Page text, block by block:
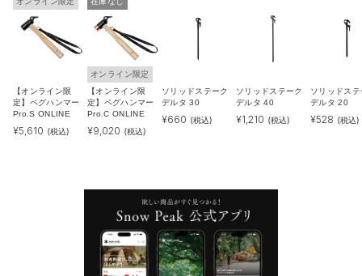
【オンライン限
定】ペグハンマー
Pro.S ONLINE
¥5,610 (税込)
オンライン限定
【オンライン限
定】ペグハンマー
Pro.C ONLINE
¥9,020 (税込)
ソリッドステーク
デルタ 30
¥660 (税込)
ソリッドステーク
デルタ 40
¥1,210 (税込)
ソリッドステ
デルタ 20
¥528 (税込)